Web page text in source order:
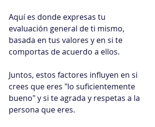
Aquí es donde expresas tu
evaluación general de ti mismo,
basada en tus valores y en si te
comportas de acuerdo a ellos.
Juntos, estos factores influyen en si
crees que eres "lo suficientemente
bueno" y si te agrada y respetas a la
persona que eres.